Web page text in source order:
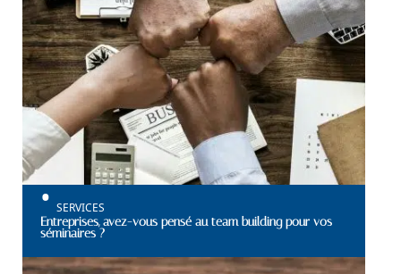
SERVICES
Entreprises, avez-vous pensé au team building pour vos
séminaires ?